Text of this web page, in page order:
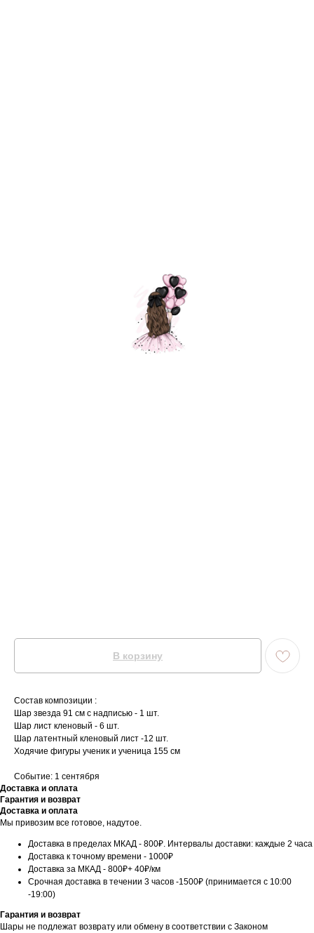
В корзину
Состав композиции :
Шар звезда 91 см с надписью - 1 шт.
Шар лист кленовый - 6 шт.
Шар латентный кленовый лист -12 шт.
Ходячие фигуры ученик и ученица 155 см
Событие: 1 сентября
Доставка и оплата
Гарантия и возврат
Доставка и оплата
Мы привозим все готовое, надутое.
Доставка в пределах МКАД - 800₽. Интервалы доставки: каждые 2 часа
Доставка к точному времени - 1000₽
Доставка за МКАД - 800₽+ 40₽/км
Срочная доставка в течении 3 часов -1500₽ (принимается с 10:00
-19:00)
Гарантия и возврат
Шары не подлежат возврату или обмену в соответствии с Законом